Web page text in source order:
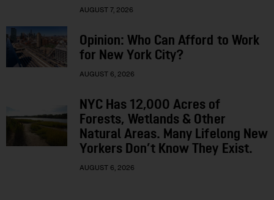
AUGUST 7, 2026
Opinion: Who Can Afford to Work
for New York City?
AUGUST 6, 2026
NYC Has 12,000 Acres of
Forests, Wetlands & Other
Natural Areas. Many Lifelong New
Yorkers Don’t Know They Exist.
AUGUST 6, 2026